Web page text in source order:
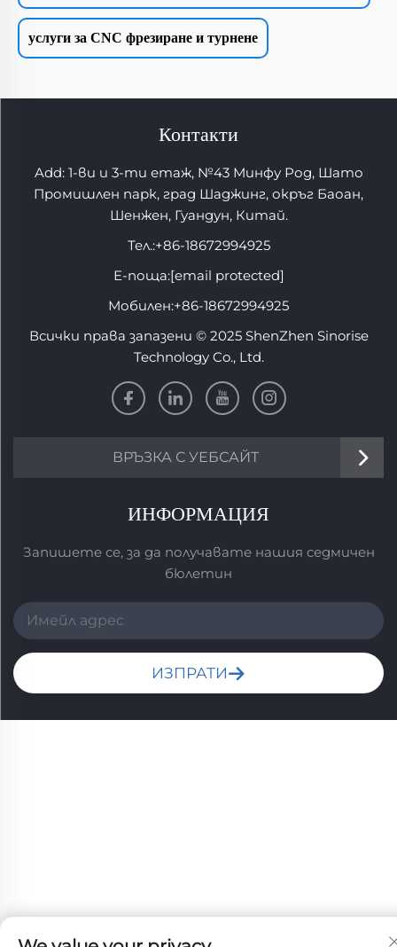
услуги за CNC фрезиране и турнене
Контакти
Add: 1-ви и 3-ти етаж, №43 Минфу Род, Шато
Промишлен парк, град Шаджинг, окръг Баоан,
Шенжен, Гуандун, Китай.
Тел.:+86-18672994925
Е-поща:[email protected]
Мобилен:+86-18672994925
Всички права запазени © 2025 ShenZhen Sinorise
Technology Co., Ltd.
ВРЪЗКА С УЕБСАЙТ
ИНФОРМАЦИЯ
Запишете се, за да получавате нашия седмичен
бюлетин
ИЗПРАТИ